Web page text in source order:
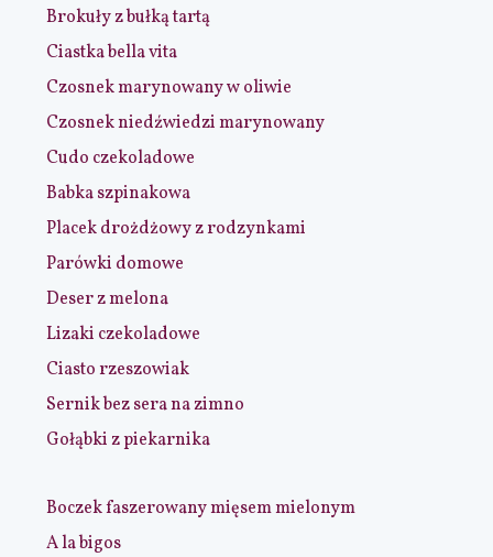
Brokuły z bułką tartą
Ciastka bella vita
Czosnek marynowany w oliwie
Czosnek niedźwiedzi marynowany
Cudo czekoladowe
Babka szpinakowa
Placek drożdżowy z rodzynkami
Parówki domowe
Deser z melona
Lizaki czekoladowe
Ciasto rzeszowiak
Sernik bez sera na zimno
Gołąbki z piekarnika
Boczek faszerowany mięsem mielonym
A la bigos